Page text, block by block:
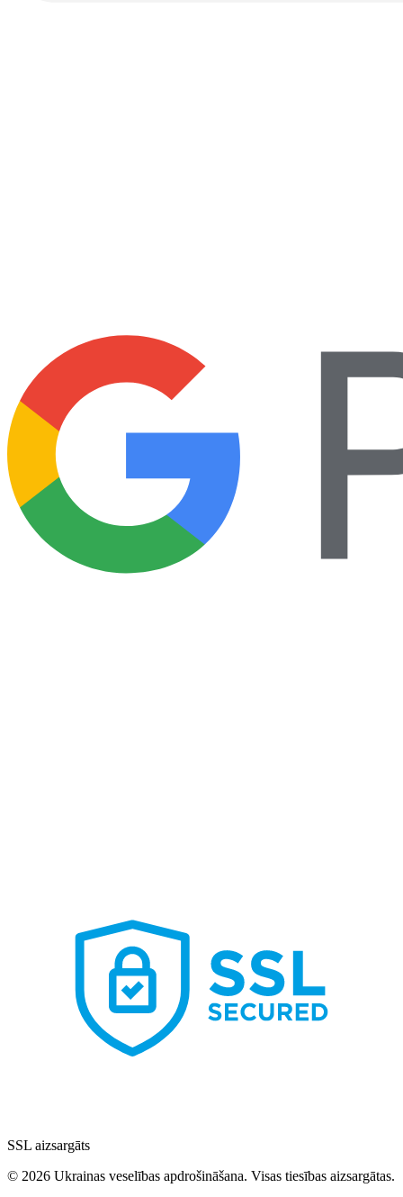
SSL aizsargāts
© 2026 Ukrainas veselības apdrošināšana. Visas tiesības aizsargātas.